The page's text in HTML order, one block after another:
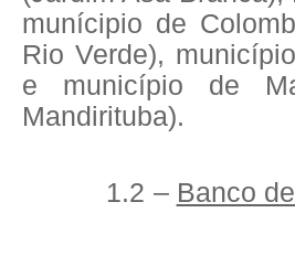
munícipio de
Rio Verde),
e município de
Mandirituba).
1.2 – Banco